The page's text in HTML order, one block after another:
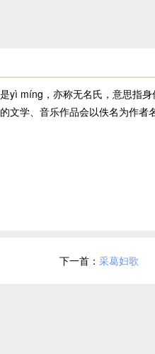
yì míng，亦称无名氏，意思指
文学、音乐作品会以佚名为作者
下一首： 采葛妇歌